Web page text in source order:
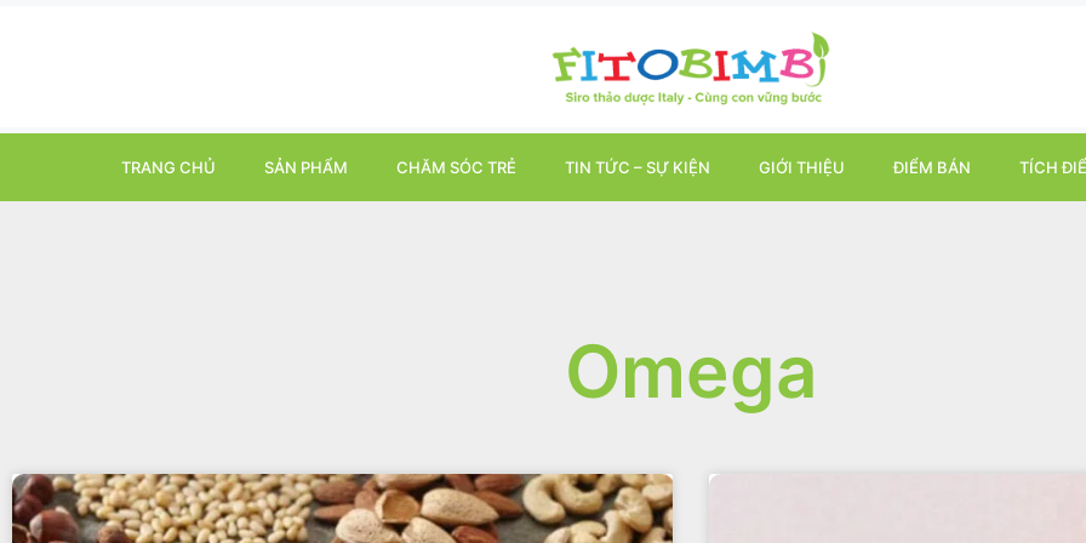
TRANG CHỦ SẢN PHẨM CHĂM SÓC TRẺ TIN TỨC – SỰ KIỆN GIỚI THIỆU ĐIỂM BÁN TÍCH
Omega